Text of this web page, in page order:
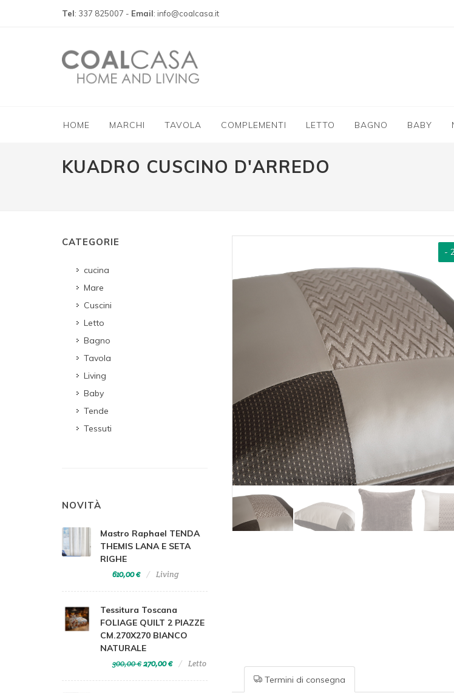
Tel: 337 825007 - Email: info@coalcasa.it
HOME MARCHI TAVOLA COMPLEMENTI LETTO BAGNO BABY
KUADRO CUSCINO D'ARREDO
-
Termini di consegna
CATEGORIE
cucina
Mare
Cuscini
Letto
Bagno
Tavola
Living
Baby
Tende
Tessuti
NOVITÀ
Mastro Raphael TENDA
THEMIS LANA E SETA
RIGHE
610,00 € Living
Tessitura Toscana
FOLIAGE QUILT 2 PIAZZE
CM.270X270 BIANCO
NATURALE
300,00 €270,00 € Letto